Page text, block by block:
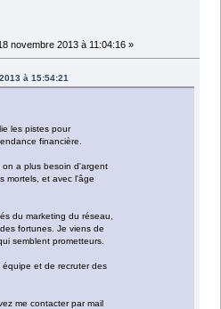
novembre 2013 à 11:04:16 »
à 15:54:21
les pistes pour
financière.
a plus besoin d'argent
mortels, et avec l'âge
du marketing du réseau,
fortunes. Je viens de
semblent prometteurs.
et de recruter des
me contacter par mail